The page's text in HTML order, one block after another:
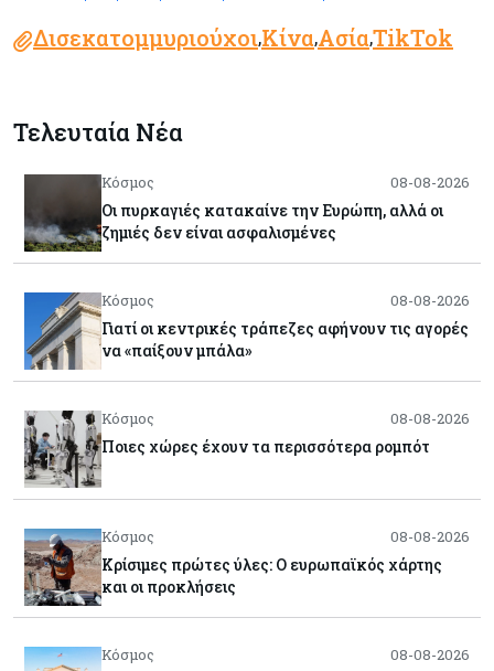
Δισεκατομμυριούχοι,Κίνα,Ασία,TikTok
Τελευταία Νέα
Κόσμος 08-08-2026
Οι πυρκαγιές κατακαίνε την Ευρώπη, αλλά οι
ζημιές δεν είναι ασφαλισμένες
Κόσμος 08-08-2026
Γιατί οι κεντρικές τράπεζες αφήνουν τις αγορές
να «παίξουν μπάλα»
Κόσμος 08-08-2026
Ποιες χώρες έχουν τα περισσότερα ρομπότ
Κόσμος 08-08-2026
Κρίσιμες πρώτες ύλες: Ο ευρωπαϊκός χάρτης
και οι προκλήσεις
Κόσμος 08-08-2026